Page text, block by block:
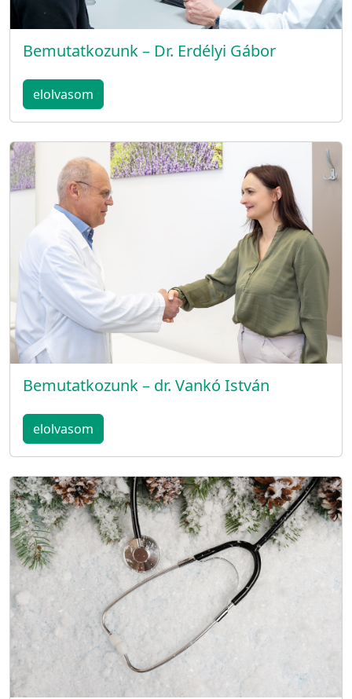
Bemutatkozunk – Dr. Erdélyi Gábor
elolvasom
Bemutatkozunk – dr. Vankó István
elolvasom